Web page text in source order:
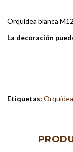
Orquídea blanca
La decoración
Etiquetas: